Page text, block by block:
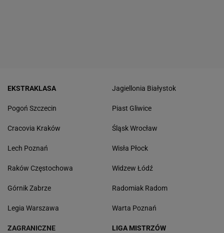
EKSTRAKLASA
Pogoń Szczecin
Cracovia Kraków
Lech Poznań
Raków Częstochowa
Górnik Zabrze
Legia Warszawa
Jagiellonia Białystok
Piast Gliwice
Śląsk Wrocław
Wisła Płock
Widzew Łódź
Radomiak Radom
Warta Poznań
ZAGRANICZNE LIGA MISTRZÓW